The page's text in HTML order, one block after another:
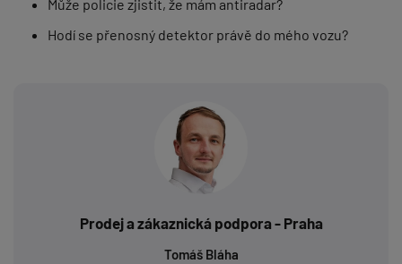
Může policie zjistit, že mám antiradar?
Hodí se přenosný detektor právě do mého vozu?
Prodej a zákaznická podpora - Praha
Tomáš Bláha